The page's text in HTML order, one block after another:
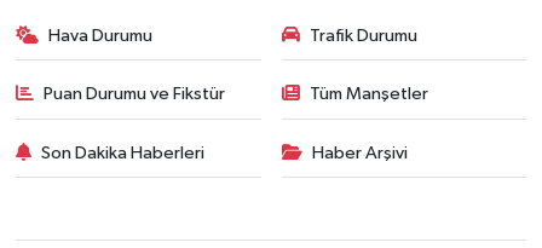
Hava Durumu Trafik Durumu
Puan Durumu ve Fikstür Tüm Manşetler
Son Dakika Haberleri Haber Arşivi